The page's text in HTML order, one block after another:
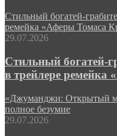
Стильный богатей-
ремейка «Аферы Томаса
29.07.2026
Стильный богатей-
в трейлере ремейка
«Джуманджи: Открытый
полное безумие
29.07.2026